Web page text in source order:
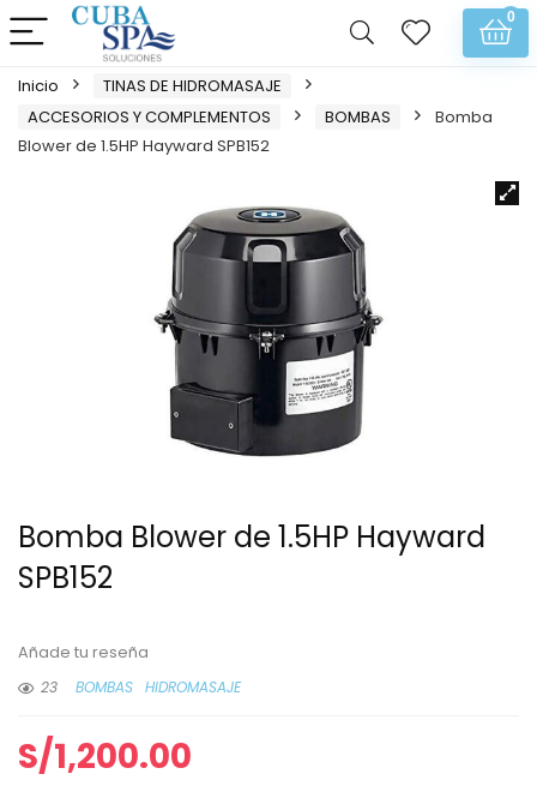
0
Inicio
TINAS DE HIDROMASAJE
ACCESORIOS Y COMPLEMENTOS
BOMBAS
Bomba
Blower de 1.5HP Hayward SPB152
Bomba Blower de 1.5HP Hayward
SPB152
Añade tu reseña
23
BOMBAS HIDROMASAJE
S/1,200.00